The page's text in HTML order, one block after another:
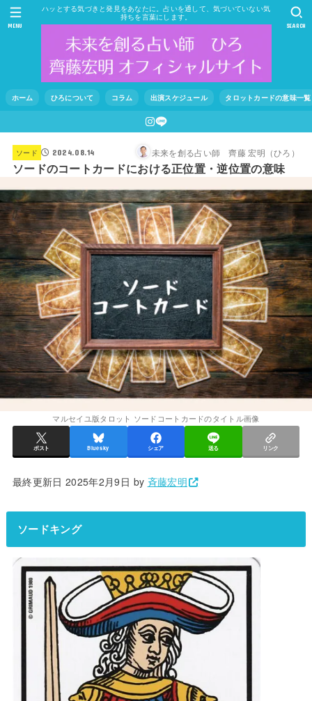
ハッとする気づきと発見をあなたに。占いを通して、気づいていない気
持ちを言葉にします。
ホーム ひろについて コラム 出演スケジュール タロットカードの意味一覧
SEARCH
MENU
ソード 2024.08.14 未来を創る占い師 齊藤 宏明（ひろ）
ソードのコートカードにおける正位置・逆位置の意味
マルセイユ版タロット ソードコートカードのタイトル画像
ポスト Bluesky シェア 送る リンク
最終更新日 2025年2月9日 by 斉藤宏明
ソードキング